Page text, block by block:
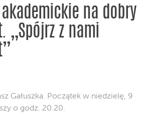
akademickie na dobry
„Spójrz z nami
Gałuszka. Początek w niedzielę, 9
o godz. 20.20.